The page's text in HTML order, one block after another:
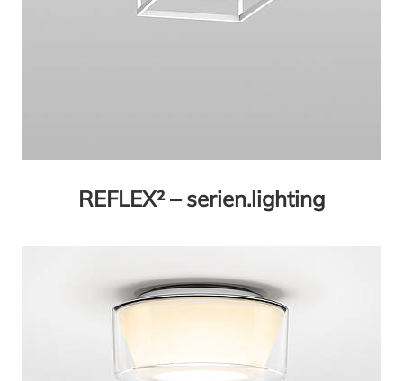
REFLEX² – serien.lighting